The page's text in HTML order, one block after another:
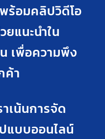
อมคลิปวิดีโอ
แนะนำใน
เพื่อความพึง
ค้า
น้นการจัด
แบบออนไลน์